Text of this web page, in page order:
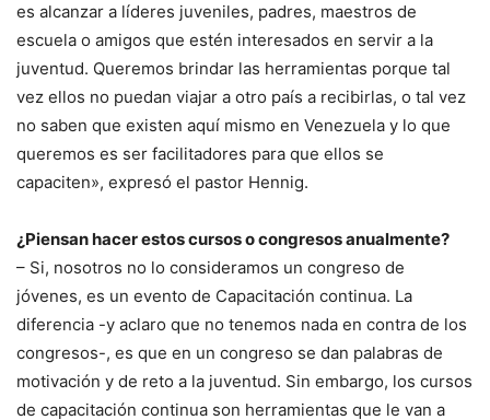
es alcanzar a líderes juveniles, padres, maestros de
escuela o amigos que estén interesados en servir a la
juventud. Queremos brindar las herramientas porque tal
vez ellos no puedan viajar a otro país a recibirlas, o tal vez
no saben que existen aquí mismo en Venezuela y lo que
queremos es ser facilitadores para que ellos se
capaciten», expresó el pastor Hennig.
¿Piensan hacer estos cursos o congresos anualmente?
– Si, nosotros no lo consideramos un congreso de
jóvenes, es un evento de Capacitación continua. La
diferencia -y aclaro que no tenemos nada en contra de los
congresos-, es que en un congreso se dan palabras de
motivación y de reto a la juventud. Sin embargo, los cursos
de capacitación continua son herramientas que le van a